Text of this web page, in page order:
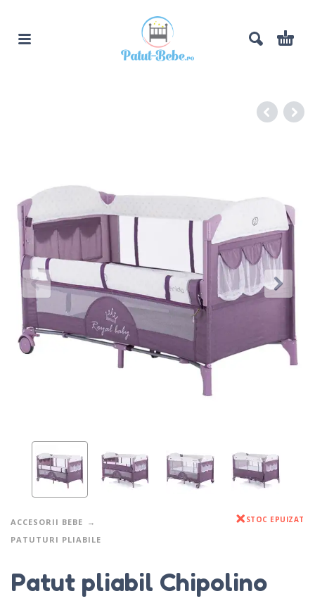
ACCESORII BEBE
PATUTURI PLIABILE
STOC EPUIZAT
Patut pliabil Chipolino